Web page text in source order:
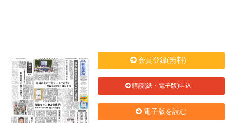
会員登録(無料)
購読(紙・電子版)申込
電子版を読む